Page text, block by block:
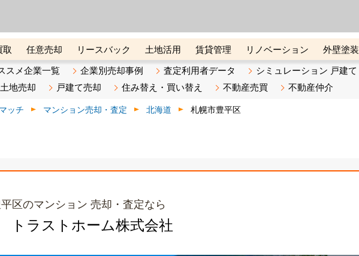
任意売却 リースバック 土地活用 賃貸管理 リノベーション 外壁塗装
動産カンパニー オンライン講座 リビンマガジンBiz 不動産売却ご相談デスク
スメ企業一覧 企業別売却事例 査定利用者データ
シミュレーション 戸建て
土地売却 戸建て売却 住み替え・買い替え 不動産売買 不動産仲介
ッチ マンション売却・査定 北海道 札幌市豊平区
区のマンション 売却・査定なら
トラストホーム株式会社